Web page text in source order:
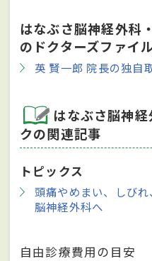
はなぶさ脳神経外科
のドクターズファイ
英 賢一郎 院長の独自
はなぶさ脳神
クの関連記事
トピックス
頭痛やめまい、しび
脳神経外科へ
自由診療費用の目安